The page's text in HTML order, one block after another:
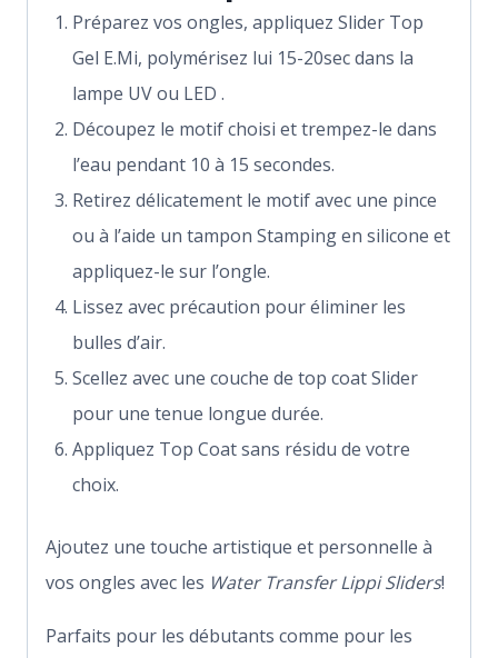
Préparez vos ongles, appliquez Slider Top
Gel E.Mi, polymérisez lui 15-20sec dans la
lampe UV ou LED .
Découpez le motif choisi et trempez-le dans
l’eau pendant 10 à 15 secondes.
Retirez délicatement le motif avec une pince
ou à l’aide un tampon Stamping en silicone et
appliquez-le sur l’ongle.
Lissez avec précaution pour éliminer les
bulles d’air.
Scellez avec une couche de top coat Slider
pour une tenue longue durée.
Appliquez Top Coat sans résidu de votre
choix.
Ajoutez une touche artistique et personnelle à
vos ongles avec les Water Transfer Lippi Sliders!
Parfaits pour les débutants comme pour les